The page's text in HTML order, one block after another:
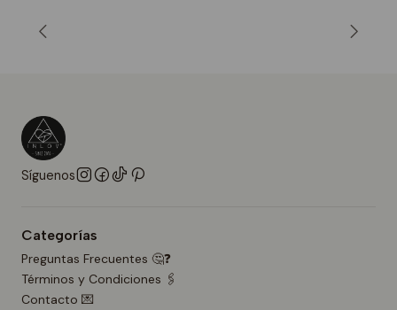
Síguenos
Categorías
Preguntas Frecuentes 🤔❓
Términos y Condiciones 🖇️
Contacto 💌